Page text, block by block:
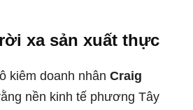
xa sản xuất thực
kiêm doanh nhân Craig
nền kinh tế phương Tây